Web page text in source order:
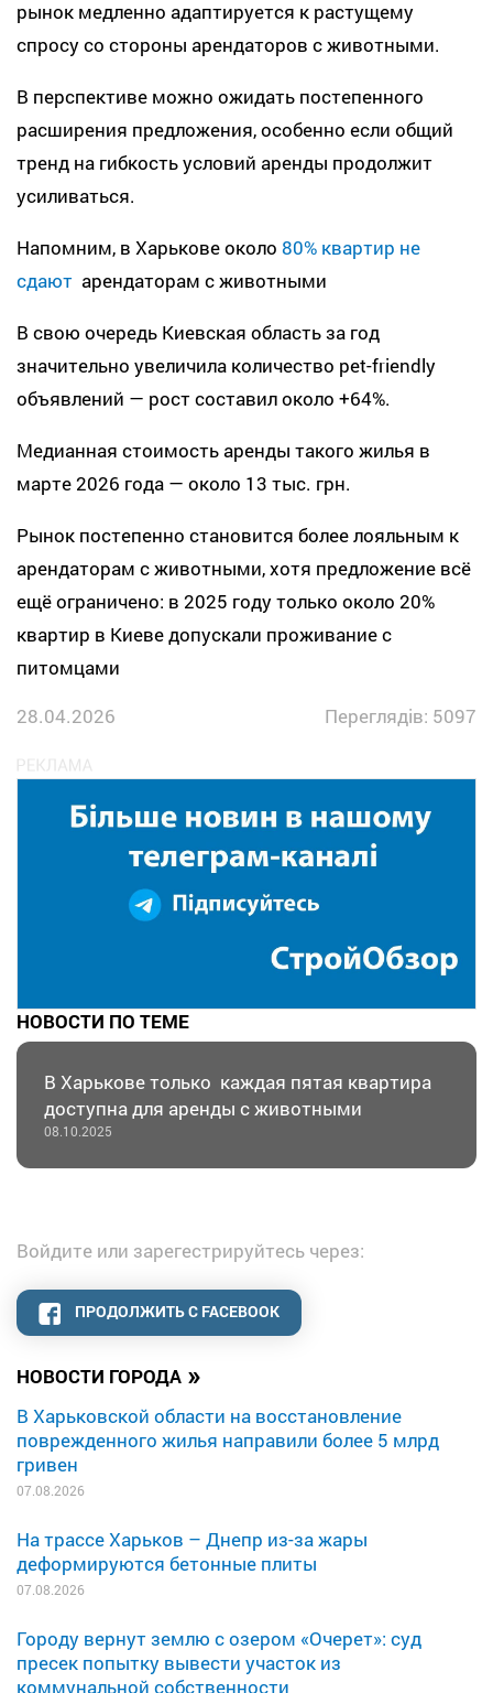
НОВОСТИ ГОРОДА »
В Харьковской области на восстановление
поврежденного жилья направили более 5 млрд
гривен
07.08.2026
На трассе Харьков – Днепр из-за жары
деформируются бетонные плиты
07.08.2026
Городу вернут землю с озером «Очерет»: суд
пресек попытку вывести участок из
коммунальной собственности
рынок медленно адаптируется к растущему
спросу со стороны арендаторов с животными.
В перспективе можно ожидать постепенного
расширения предложения, особенно если общий
тренд на гибкость условий аренды продолжит
усиливаться.
Напомним, в Харькове около 80% квартир не
сдают арендаторам с животными
В свою очередь Киевская область за год
значительно увеличила количество pet-friendly
объявлений — рост составил около +64%.
Медианная стоимость аренды такого жилья в
марте 2026 года — около 13 тыс. грн.
Рынок постепенно становится более лояльным к
арендаторам с животными, хотя предложение всё
ещё ограничено: в 2025 году только около 20%
квартир в Киеве допускали проживание с
питомцами
28.04.2026
Переглядів: 5097
НОВОСТИ ПО ТЕМЕ
В Харькове только каждая пятая квартира
доступна для аренды с животными
08.10.2025
Войдите или зарегестрируйтесь через:
ПРОДОЛЖИТЬ С FACEBOOK